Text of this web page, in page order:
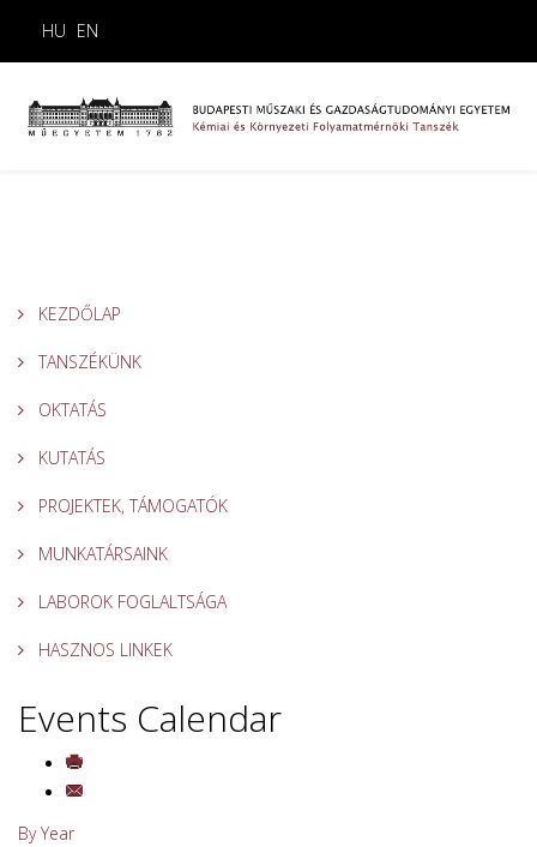
HU EN
KEZDŐLAP
TANSZÉKÜNK
OKTATÁS
KUTATÁS
PROJEKTEK, TÁMOGATÓK
MUNKATÁRSAINK
LABOROK FOGLALTSÁGA
HASZNOS LINKEK
Events Calendar
By Year